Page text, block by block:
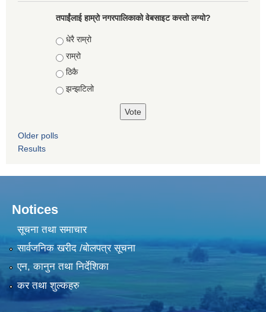
तपाईंलाई हाम्रो नगरपालिकाको वेबसाइट कस्तो लग्यो?
Choices
धेरै राम्रो
राम्रो
ठिकै
झन्झटिलो
Older polls
Results
Notices
सूचना तथा समाचार
सार्वजनिक खरीद /बोलपत्र सूचना
एन, कानुन तथा निर्देशिका
कर तथा शुल्कहरु